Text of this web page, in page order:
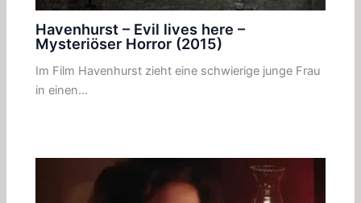
Havenhurst – Evil lives here –
Mysteriöser Horror (2015)
Im Film Havenhurst zieht eine schwierige junge Frau
in einen…